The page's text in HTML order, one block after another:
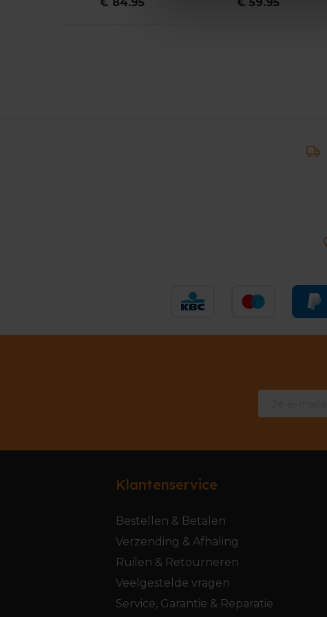
€ 84.95 € 59.95
Klantenservice
Bestellen & Betalen
Verzending & Afhaling
Ruilen & Retourneren
Veelgestelde vragen
Service, Garantie & Reparatie